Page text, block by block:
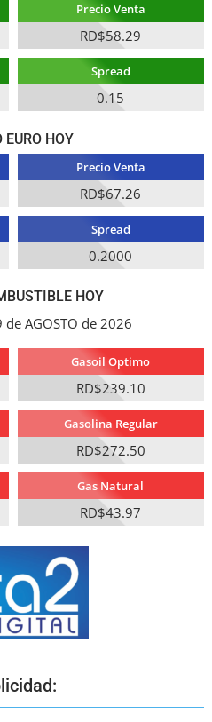
Precio Venta
RD$58.29
Spread
0.15
EURO HOY
Precio Venta
RD$67.26
Spread
0.2000
HOY
AGOSTO de 2026
Gasoil Optimo
RD$239.10
Gasolina Regular
RD$272.50
Gas Natural
RD$43.97